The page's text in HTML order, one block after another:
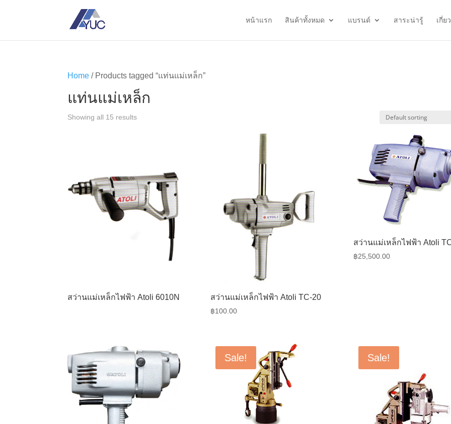
หน้าแรก สินค้าทั้งหมด แบรนด์ สาระน่ารู้ เกี่ย
Home / Products tagged “แท่นแม่เหล็ก”
แท่นแม่เหล็ก
Showing all 15 results
สว่านแม่เหล็กไฟฟ้า Atoli 6010N สว่านแม่เหล็กไฟฟ้า Atoli TC-20
฿100.00
สว่านแม่เหล็กไฟฟ้า Atoli
฿25,500.00
Sale! Sale!